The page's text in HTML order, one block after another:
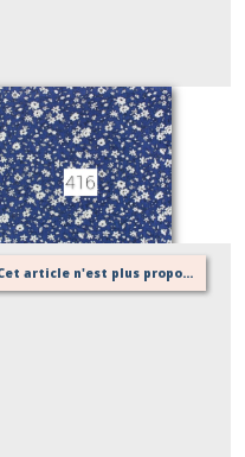
416
Sur demande
Cet article n'est plus proposé, retournez au menu principal ou contactez moi!